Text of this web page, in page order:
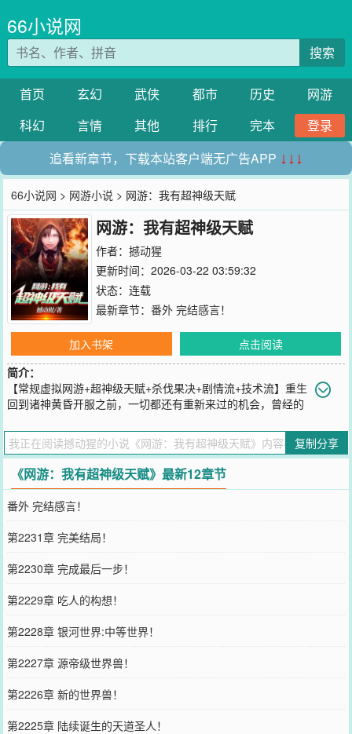
66小说网
搜索
首页 玄幻 武侠 都市 历史
网游
科幻
言情 其他 排行 完本
登录
追看新章节，下载本站客户端无广告APP ↓↓↓
66小说网 > 网游小说 > 网游：我有超神级天赋
网游：我有超神级天赋
作者： 撼动猩
更新时间：2026-03-22 03:59:32
状态：连载
最新章节： 番外 完结感言！
加入书架
点击阅读
简介：
【常规虚拟网游+超神级天赋+杀伐果决+剧情流+技术流】重生
回到诸神黄昏开服之前，一切都还有重新来过的机会，曾经的
忆，获得神级天赋觉醒石，开启超神级天赋！每次普攻永久增加一点
生命值！普攻造成自身最大生命值1%的真伤！有此天赋，何人能挡！
当普通玩家还在想着怎么快速升到10级的时候，林天浩已经开始筹备
摧毁新手村了。当普通玩家还在跪舔主城导师，想要多学一个技能
时，林天浩已经带着东方古国复苏！超神级天赋，超神级隐藏职业，
诸神的赐福……神级刺客:妈妈耶，我一套连招打掉了雪帝1%生命
值，他一箭就秒杀了我。神级盾战:我护甲十万，血量五百万，自当横
推十方，何人能挡……等等，雪帝怎么一箭就清空了我的血条。当一
个弓箭手血条有亿点点厚，真伤有亿点点高的时候，这游戏，就有些
朴实无华了。林天浩:我无敌，你们随意！【传奇诞生，诸神颤抖，东
方古国，弑神而生，这里，有不一样的热血情怀！】
您要是觉得《网游：我有超神级天赋
群和微博微信里的朋友推荐哦！
复制分享
《网游：我有超神级天赋》最新12章节
番外 完结感言！
第2231章 完美结局！
第2230章 完成最后一步！
第2229章 吃人的构想！
第2228章 银河世界:中等世界！
第2227章 源帝级世界兽！
第2226章 新的世界兽！
第2225章 陆续诞生的天道圣人！